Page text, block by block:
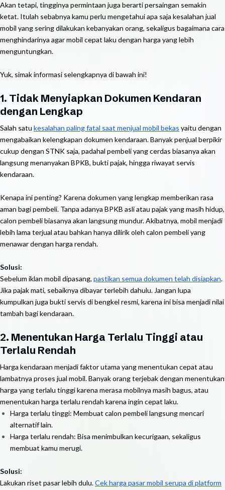
Akan tetapi, tingginya permintaan juga berarti persaingan semakin
ketat. Itulah sebabnya kamu perlu mengetahui apa saja kesalahan jual
mobil yang sering dilakukan kebanyakan orang, sekaligus bagaimana cara
menghindarinya agar mobil cepat laku dengan harga yang lebih
menguntungkan.
Yuk, simak informasi selengkapnya di bawah ini!
1. Tidak Menyiapkan Dokumen Kendaran
dengan Lengkap
Salah satu kesalahan paling fatal saat menjual mobil bekas yaitu dengan
mengabaikan kelengkapan dokumen kendaraan. Banyak penjual berpikir
cukup dengan STNK saja, padahal pembeli yang cerdas biasanya akan
langsung menanyakan BPKB, bukti pajak, hingga riwayat servis
kendaraan.
Kenapa ini penting? Karena dokumen yang lengkap memberikan rasa
aman bagi pembeli. Tanpa adanya BPKB asli atau pajak yang masih hidup,
calon pembeli biasanya akan langsung mundur. Akibatnya, mobil menjadi
lebih lama terjual atau bahkan hanya dilirik oleh calon pembeli yang
menawar dengan harga rendah.
Solusi:
Sebelum iklan mobil dipasang, pastikan semua dokumen telah disiapkan.
Jika pajak mati, sebaiknya dibayar terlebih dahulu. Jangan lupa
kumpulkan juga bukti servis di bengkel resmi, karena ini bisa menjadi nilai
tambah bagi kendaraan.
2. Menentukan Harga Terlalu Tinggi atau
Terlalu Rendah
Harga kendaraan menjadi faktor utama yang menentukan cepat atau
lambatnya proses jual mobil. Banyak orang terjebak dengan menentukan
harga yang terlalu tinggi karena merasa mobilnya masih bagus, atau
menentukan harga terlalu rendah karena ingin cepat laku.
Harga terlalu tinggi: Membuat calon pembeli langsung mencari
alternatif lain.
Harga terlalu rendah: Bisa menimbulkan kecurigaan, sekaligus
membuat kamu merugi.
Solusi:
Lakukan riset pasar lebih dulu.Cek harga pasar mobil serupa di platform